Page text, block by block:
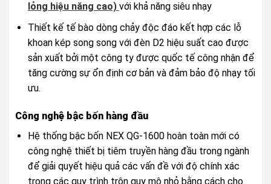
lỏng hiệu năng cao) với khả năng siêu nhạy
Thiết kế tế bào dòng chảy độc đáo kết hợp các lỗ
khoan kép song song với đèn D2 hiệu suất cao được
sản xuất bởi một công ty được quốc tế công nhận để
tăng cường sự ổn định cơ bản và đảm bảo độ nhạy tối
ưu.
Công nghệ bậc bốn hàng đầu
Hệ thống bậc bốn NEX QG-1600 hoàn toàn mới có
công nghệ thiết bị tiêm truyền hàng đầu trong ngành
để giải quyết hiệu quả các vấn đề với độ chính xác
trong các quy trình trộn quy mô nhỏ bằng cách cho